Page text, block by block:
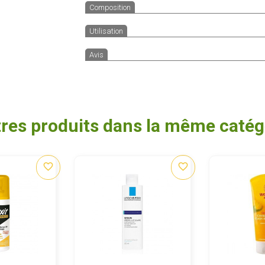
Composition
Utilisation
Avis
produits dans la même
favorite_border favorite_border